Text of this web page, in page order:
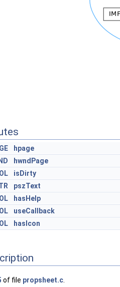
hpage
hwndPage
isDirty
pszText
hasHelp
useCallback
hasIcon
of file propsheet.c